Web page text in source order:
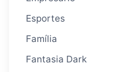
Esportes
Família
Fantasia Dark